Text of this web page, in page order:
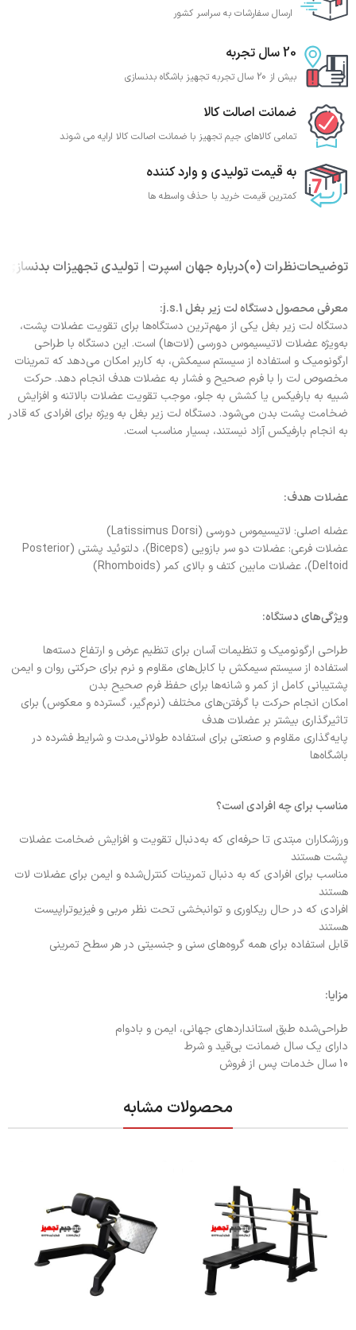
ارسال سفارشات به سراسر کشور
20 سال تجربه
بیش از 20 سال تجربه تجهیز باشگاه بدنسازی
ضمانت اصالت کالا
تمامی کالاهای جیم تجهیز با ضمانت اصالت کالا ارایه می شوند
به قیمت تولیدی و وارد کننده
کمترین قیمت خرید با حذف واسطه ها
توضیحاتنظرات (0) درباره جهان اسپرت | تولیدی تجهیزات بدنسازی
معرفی محصول دستگاه لت زیر بغل j.s.1:
دستگاه لت زیر بغل یکی از مهم‌ترین دستگاه‌ها برای تقویت عضلات پشت،
به‌ویژه عضلات لاتیسیموس دورسی (لات‌ها) است. این دستگاه با طراحی
ارگونومیک و استفاده از سیستم سیمکش، به کاربر امکان می‌دهد که تمرینات
مخصوص لت را با فرم صحیح و فشار به عضلات هدف انجام دهد. حرکت
شبیه به بارفیکس یا کشش به جلو، موجب تقویت عضلات بالاتنه و افزایش
ضخامت پشت بدن می‌شود. دستگاه لت زیر بغل به ویژه برای افرادی که قادر
به انجام بارفیکس آزاد نیستند، بسیار مناسب است.
عضلات هدف:
عضله اصلی: لاتیسیموس دورسی (Latissimus Dorsi)
عضلات فرعی: عضلات دو سر بازویی (Biceps)، دلتوئید پشتی (Posterior
Deltoid)، عضلات مابین کتف و بالای کمر (Rhomboids)
ویژگی‌های دستگاه:
طراحی ارگونومیک و تنظیمات آسان برای تنظیم عرض و ارتفاع دسته‌ها
استفاده از سیستم سیمکش با کابل‌های مقاوم و نرم برای حرکتی روان و ایمن
پشتیبانی کامل از کمر و شانه‌ها برای حفظ فرم صحیح بدن
امکان انجام حرکت با گرفتن‌های مختلف (نرم‌گیر، گسترده و معکوس) برای
تاثیرگذاری بیشتر بر عضلات هدف
پایه‌گذاری مقاوم و صنعتی برای استفاده طولانی‌مدت و شرایط فشرده در
باشگاه‌ها
مناسب برای چه افرادی است؟
ورزشکاران مبتدی تا حرفه‌ای که به‌دنبال تقویت و افزایش ضخامت عضلات
پشت هستند
مناسب برای افرادی که به دنبال تمرینات کنترل‌شده و ایمن برای عضلات لات
هستند
افرادی که در حال ریکاوری و توانبخشی تحت نظر مربی و فیزیوتراپیست
هستند
قابل استفاده برای همه گروه‌های سنی و جنسیتی در هر سطح تمرینی
مزایا:
طراحی‌شده طبق استانداردهای جهانی، ایمن و بادوام
دارای یک سال ضمانت بی‌قید و شرط
10 سال خدمات پس از فروش
محصولات مشابه